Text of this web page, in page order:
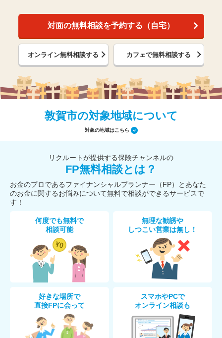
対面の無料相談を予約する（自宅）
オンライン無料相談する カフェで無料相談する
敦賀市の対象地域について
対象の地域はこちら
リクルートが提供する保険チャンネルの
FP無料相談とは？
お金のプロであるファイナンシャルプランナー（FP）とあなた
のお金に関するお悩みについて無料で相談ができるサービスで
す！
何度でも無料で
相談可能
無理な勧誘や
しつこい営業は無し！
好きな場所で
直接FPに会って
スマホやPCで
オンライン相談も